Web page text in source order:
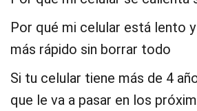
Por qué mi celular está lento
más rápido sin borrar todo
Si tu celular tiene más de 4
que le va a pasar en los